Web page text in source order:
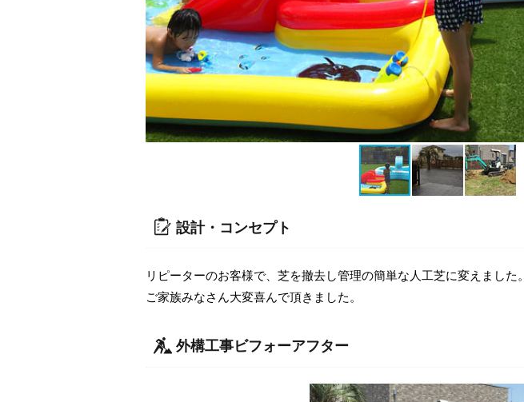
設計・コンセプト
リピーターのお客様で、芝を撤去し管理の簡単な人工芝に変えました。
ご家族みなさん大変喜んで頂きました。
外構工事ビフォーアフター